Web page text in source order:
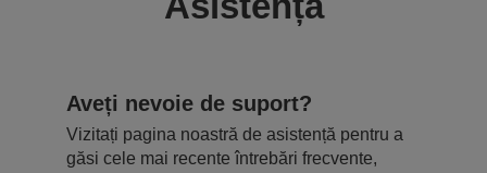
Aveți nevoie de suport?
Vizitați pagina noastră de asistență pentru a
găsi cele mai recente întrebări frecvente,